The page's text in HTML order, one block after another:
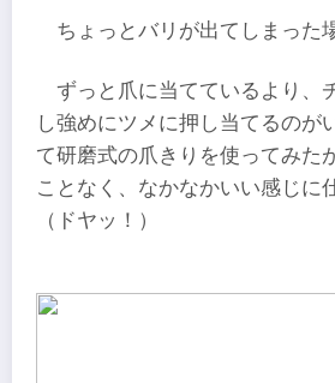
ちょっとバリが出てしまった
ずっと爪に当てているより、
し強めにツメに押し当てるのが
て研磨式の爪きりを使ってみた
ことなく、なかなかいい感じに
（ドヤッ！）